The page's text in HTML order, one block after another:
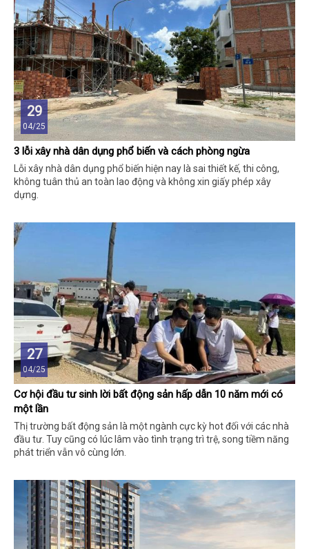
29
04/25
3 lỗi xây nhà dân dụng phổ biến và cách phòng ngừa
Lỗi xây nhà dân dụng phổ biến hiện nay là sai thiết kế, thi công,
không tuân thủ an toàn lao động và không xin giấy phép xây
dựng.
27
04/25
Cơ hội đầu tư sinh lời bất động sản hấp dẫn 10 năm mới có
một lần
Thị trường bất động sản là một ngành cực kỳ hot đối với các nhà
đầu tư. Tuy cũng có lúc lâm vào tình trạng trì trệ, song tiềm năng
phát triển vẫn vô cùng lớn.